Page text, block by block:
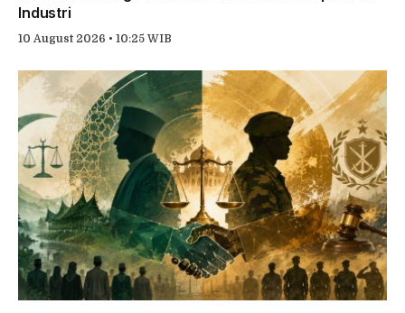
Industri
10 August 2026 • 10:25 WIB